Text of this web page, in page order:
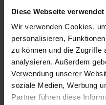
Diese Webseite
Wir verwenden Cookies,
personalisieren,
zu können und die Zugriffe
analysieren. Außerdem
Verwendung unserer
soziale Medien, Werbung
Partner führen diese
Lieferzeiten
Artikel mit Werbeanbringung:
Muster mit Ihrer
Werbeanbringung zur Freigabe
der Produktion:
Artikel ohne Werbeanbringung: